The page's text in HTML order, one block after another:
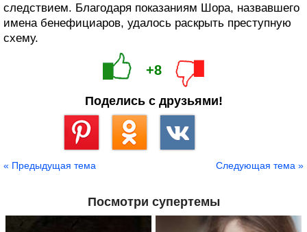
следствием. Благодаря показаниям Шора, назвавшего
имена бенефициаров, удалось раскрыть преступную
схему.
+8
Поделись с друзьями!
« Предыдущая тема Следующая тема »
Посмотри супертемы